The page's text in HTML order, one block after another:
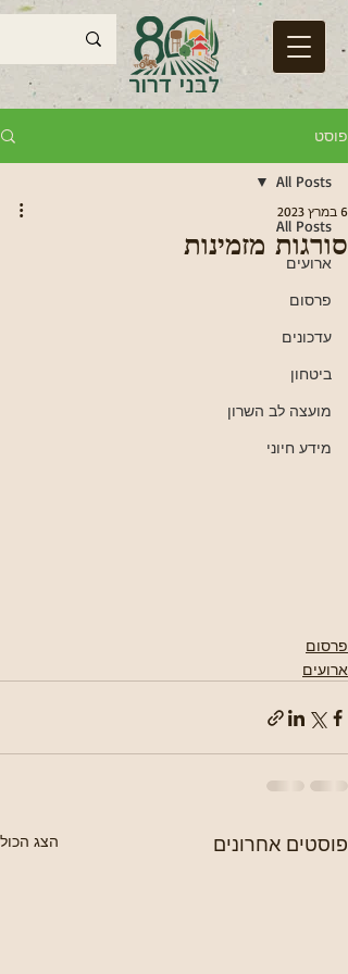
פוסט
All Posts
ארועים
פרסום
עדכונים
ביטחון
מועצה לב השרון
מידע חיוני
All Posts
סורגות מזמינות
6 במרץ 2023
פרסום
ארועים
פוסטים אחרונים הצג הכול